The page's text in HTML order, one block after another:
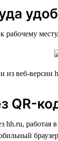
рабочему
из веб-версии
QR-
hh.ru,